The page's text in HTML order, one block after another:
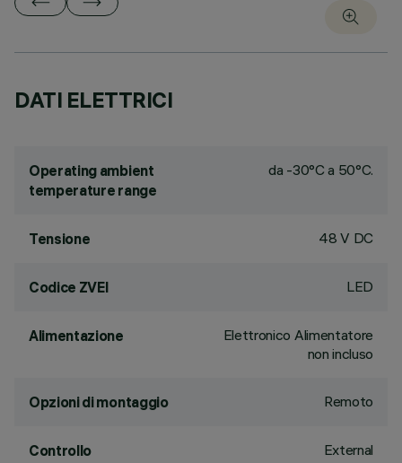
DATI ELETTRICI
Operating ambient
temperature range
da -30°C a 50°C.
Tensione 48 V DC
Codice ZVEI LED
Alimentazione
Elettronico Alimentatore
non incluso
Opzioni di montaggio Remoto
Controllo External